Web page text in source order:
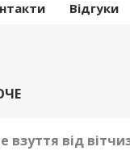
Відгуки
взуття від